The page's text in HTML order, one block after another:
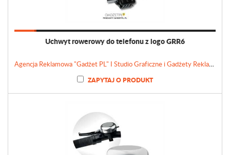
Uchwyt rowerowy do telefonu z logo GRR6
Agencja Reklamowa "Gadżet PL" I Studio Graficzne i Gadżety Reklamowe
ZAPYTAJ O PRODUKT